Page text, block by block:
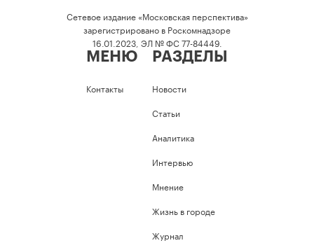
Сетевое издание «Московская перспектива»
зарегистрировано в Роскомнадзоре
16.01.2023, ЭЛ № ФС 77-84449.
МЕНЮ
Контакты
РАЗДЕЛЫ
Новости
Статьи
Аналитика
Интервью
Мнение
Жизнь в городе
Журнал